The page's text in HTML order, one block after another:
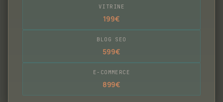
VITRINE
199€
BLOG SEO
599€
E-COMMERCE
899€